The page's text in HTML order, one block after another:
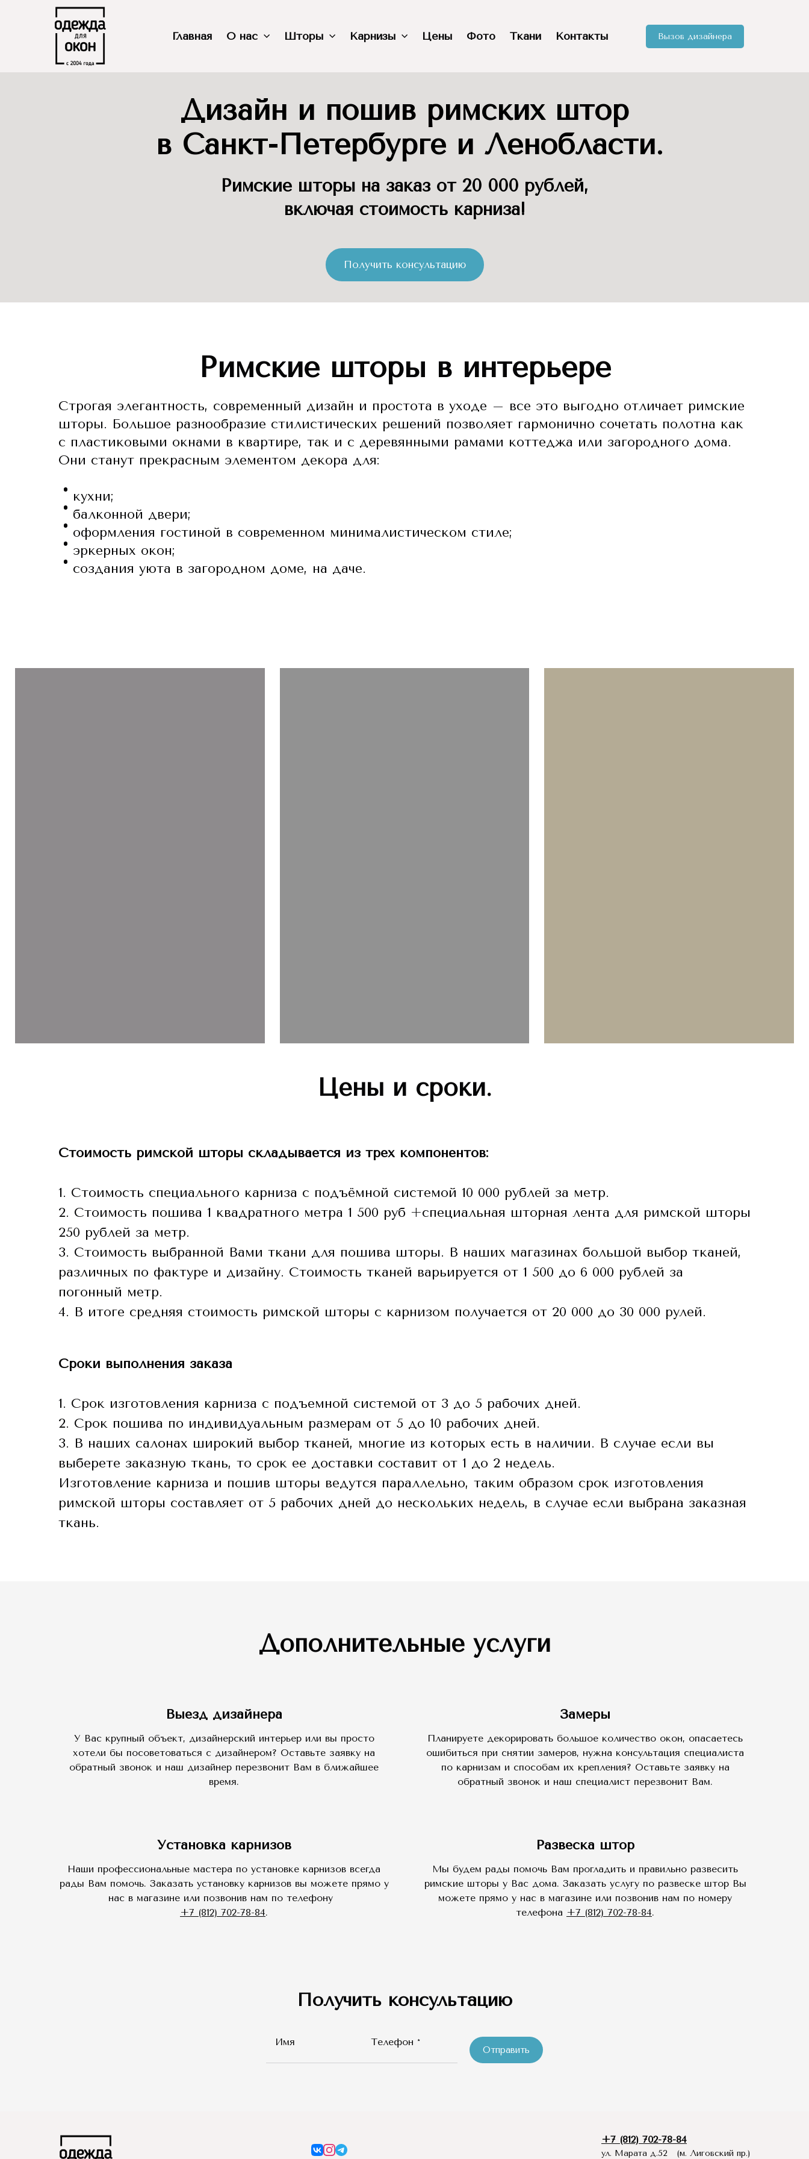
Главная О нас Шторы Карнизы Цены Фото Ткани Контакты Вызов дизайнера
Дизайн и пошив римских штор
в Санкт-Петербурге и Ленобласти.
Римские шторы на заказ от 20 000 рублей,
включая стоимость карниза!
Получить консультацию
Римские шторы в интерьере
Строгая элегантность, современный дизайн и простота в уходе – все это выгодно отличает римские
шторы. Большое разнообразие стилистических решений позволяет гармонично сочетать полотна как
с пластиковыми окнами в квартире, так и с деревянными рамами коттеджа или загородного дома.
Они станут прекрасным элементом декора для:
кухни;
балконной двери;
оформления гостиной в современном минималистическом стиле;
эркерных окон;
создания уюта в загородном доме, на даче.
Цены и сроки.
Стоимость римской шторы складывается из трех компонентов:
1. Стоимость специального карниза с подъёмной системой 10 000 рублей за метр.
2. Стоимость пошива 1 квадратного метра 1 500 руб +специальная шторная лента для римской шторы
250 рублей за метр.
3. Стоимость выбранной Вами ткани для пошива шторы. В наших магазинах большой выбор тканей,
различных по фактуре и дизайну. Стоимость тканей варьируется от 1 500 до 6 000 рублей за
погонный метр.
4. В итоге средняя стоимость римской шторы с карнизом получается от 20 000 до 30 000 рулей.
Сроки выполнения заказа
1. Срок изготовления карниза с подъемной системой от 3 до 5 рабочих дней.
2. Срок пошива по индивидуальным размерам от 5 до 10 рабочих дней.
3. В наших салонах широкий выбор тканей, многие из которых есть в наличии. В случае если вы
выберете заказную ткань, то срок ее доставки составит от 1 до 2 недель.
Изготовление карниза и пошив шторы ведутся параллельно, таким образом срок изготовления
римской шторы составляет от 5 рабочих дней до нескольких недель, в случае если выбрана заказная
ткань.
Дополнительные услуги
Выезд дизайнера
У Вас крупный объект, дизайнерский интерьер или вы просто
хотели бы посоветоваться с дизайнером? Оставьте заявку на
обратный звонок и наш дизайнер перезвонит Вам в ближайшее
время.
Замеры
Планируете декорировать большое количество окон, опасаетесь
ошибиться при снятии замеров, нужна консультация специалиста
по карнизам и способам их крепления? Оставьте заявку на
обратный звонок и наш специалист перезвонит Вам.
Установка карнизов
Наши профессиональные мастера по установке карнизов всегда
рады Вам помочь. Заказать установку карнизов вы можете прямо у
нас в магазине или позвонив нам по телефону
+7 (812) 702-78-84.
Развеска штор
Мы будем рады помочь Вам прогладить и правильно развесить
римские шторы у Вас дома. Заказать услугу по развеске штор Вы
можете прямо у нас в магазине или позвонив нам по номеру
телефона +7 (812) 702-78-84.
Получить консультацию
Имя Телефон *
Отправить
+7 (812) 702-78-84
ул. Марата д.52 (м. Лиговский пр.)